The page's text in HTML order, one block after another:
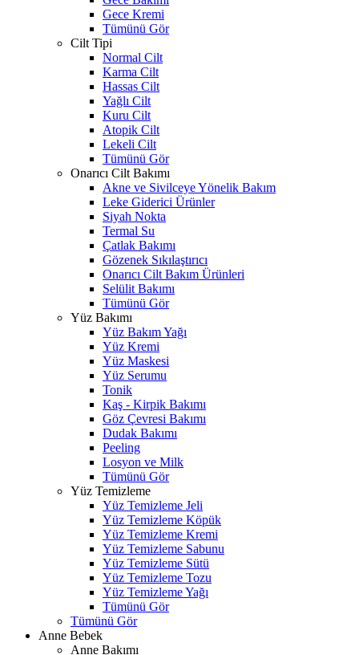
Gece Kremi
Tümünü Gör
Cilt Tipi
Normal Cilt
Karma Cilt
Hassas Cilt
Yağlı Cilt
Kuru Cilt
Atopik Cilt
Lekeli Cilt
Tümünü Gör
Onarıcı Cilt Bakımı
Akne ve Sivilceye Yönelik Bakım
Leke Giderici Ürünler
Siyah Nokta
Termal Su
Çatlak Bakımı
Gözenek Sıkılaştırıcı
Onarıcı Cilt Bakım Ürünleri
Selülit Bakımı
Tümünü Gör
Yüz Bakımı
Yüz Bakım Yağı
Yüz Kremi
Yüz Maskesi
Yüz Serumu
Tonik
Kaş - Kirpik Bakımı
Göz Çevresi Bakımı
Dudak Bakımı
Peeling
Losyon ve Milk
Tümünü Gör
Yüz Temizleme
Yüz Temizleme Jeli
Yüz Temizleme Köpük
Yüz Temizleme Kremi
Yüz Temizleme Sabunu
Yüz Temizleme Sütü
Yüz Temizleme Tozu
Yüz Temizleme Yağı
Tümünü Gör
Tümünü Gör
Anne Bebek
Anne Bakımı